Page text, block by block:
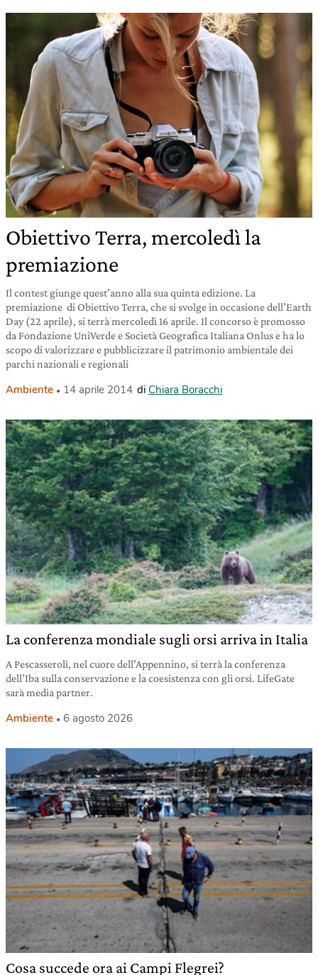
Obiettivo Terra, mercoledì la
premiazione
Il contest giunge quest’anno alla sua quinta edizione. La
premiazione di Obiettivo Terra, che si svolge in occasione dell’Earth
Day (22 aprile), si terrà mercoledì 16 aprile. Il concorso è promosso
da Fondazione UniVerde e Società Geografica Italiana Onlus e ha lo
scopo di valorizzare e pubblicizzare il patrimonio ambientale dei
parchi nazionali e regionali
Ambiente 14 aprile 2014 di Chiara Boracchi
La conferenza mondiale sugli orsi arriva in Italia
A Pescasseroli, nel cuore dell’Appennino, si terrà la conferenza
dell’Iba sulla conservazione e la coesistenza con gli orsi. LifeGate
sarà media partner.
Ambiente 6 agosto 2026
Cosa succede ora ai Campi Flegrei?